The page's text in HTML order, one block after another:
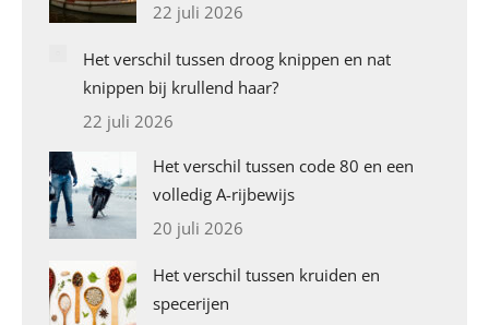
22 juli 2026
Het verschil tussen droog knippen en nat
knippen bij krullend haar?
22 juli 2026
Het verschil tussen code 80 en een
volledig A-rijbewijs
20 juli 2026
Het verschil tussen kruiden en
specerijen